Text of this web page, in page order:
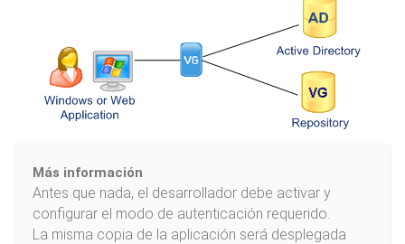
Más información
Antes que nada, el desarrollador debe activar y
configurar el modo de autenticación requerido.
La misma copia de la aplicación será desplegada